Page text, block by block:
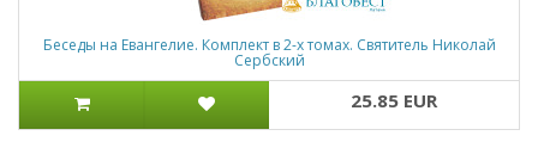
Беседы на Евангелие. Комплект в 2-х томах. Святитель Николай
Сербский
25.85 EUR